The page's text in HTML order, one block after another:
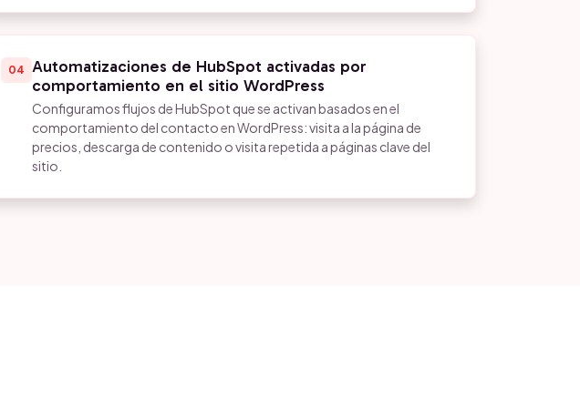
04 Automatizaciones de HubSpot activadas por
comportamiento en el sitio WordPress
Configuramos flujos de HubSpot que se activan basados en el
comportamiento del contacto en WordPress: visita a la página de
precios, descarga de contenido o visita repetida a páginas clave del
sitio.